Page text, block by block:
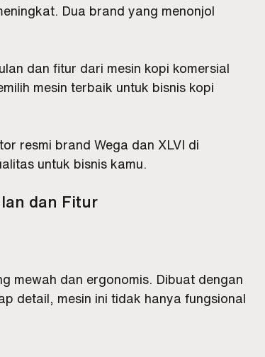
Dua brand yang menonjol
dan fitur dari mesin kopi komersial
mesin terbaik untuk bisnis kopi
resmi brand Wega dan XLVI di
untuk bisnis kamu.
dan Fitur
mewah dan ergonomis. Dibuat dengan
detail, mesin ini tidak hanya fungsional